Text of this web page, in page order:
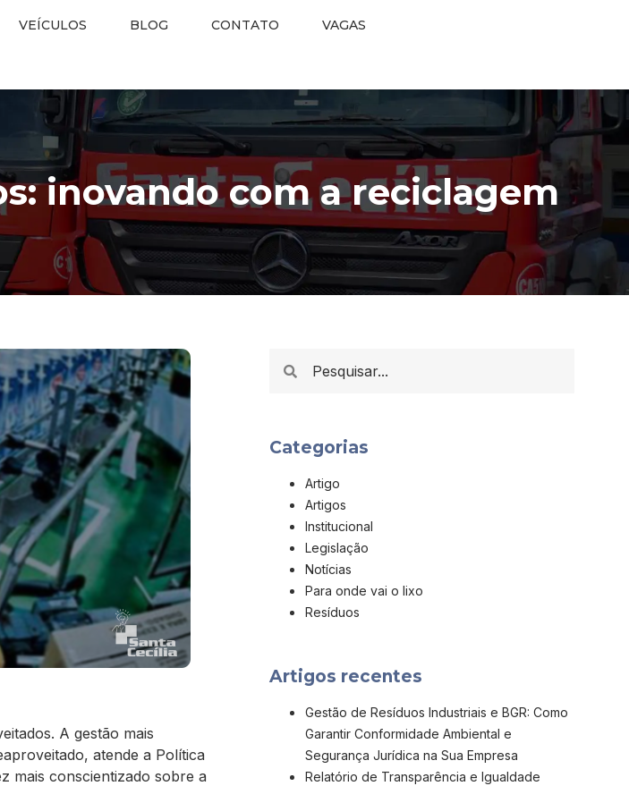
VEÍCULOS BLOG CONTATO VAGAS
inovando com a reciclagem
A gestão mais
atende a Política
mais conscientizado sobre a
Categorias
Artigo
Artigos
Institucional
Legislação
Notícias
Para onde vai o lixo
Resíduos
Artigos recentes
Gestão de Resíduos Industriais e BGR: Como
Garantir Conformidade Ambiental e
Segurança Jurídica na Sua Empresa
Relatório de Transparência e Igualdade